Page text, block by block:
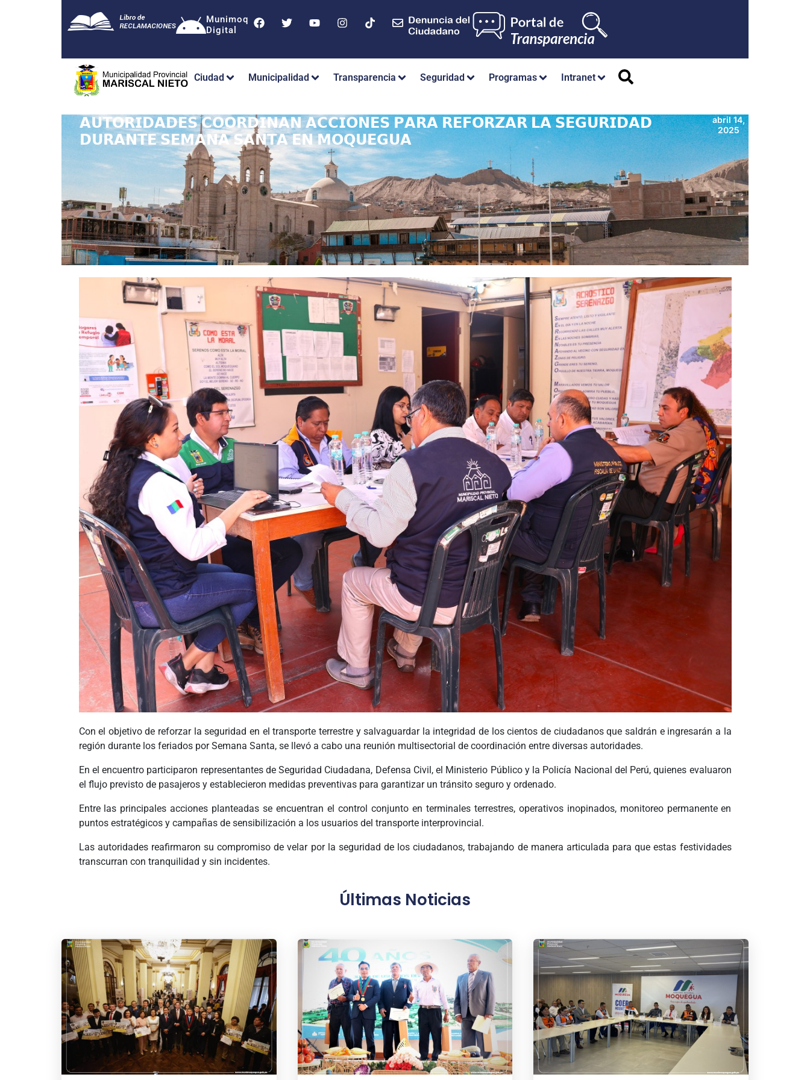
Munimoq
Digital
Ciudad Municipalidad Transparencia Seguridad Programas Intranet
𝗔𝗨𝗧𝗢𝗥𝗜𝗗𝗔𝗗𝗘𝗦 𝗖𝗢𝗢𝗥𝗗𝗜𝗡𝗔𝗡 𝗔𝗖𝗖𝗜𝗢𝗡𝗘𝗦 𝗣𝗔𝗥𝗔 𝗥𝗘𝗙𝗢𝗥𝗭𝗔𝗥 𝗟𝗔 𝗦𝗘𝗚𝗨𝗥𝗜𝗗𝗔𝗗
𝗗𝗨𝗥𝗔𝗡𝗧𝗘 𝗦𝗘𝗠𝗔𝗡𝗔 𝗦𝗔𝗡𝗧𝗔 𝗘𝗡 𝗠𝗢𝗤𝗨𝗘𝗚𝗨𝗔
abril 14,
2025
Con el objetivo de reforzar la seguridad en el transporte terrestre ysalvaguardar la integridad de los cientos de ciudadanos que saldrán e ingresarán a la
región durante los feriados por Semana Santa, se llevó a cabo una reunión multisectorial de coordinación entre diversas autoridades.
En el encuentro participaron representantes de Seguridad Ciudadana, Defensa Civil, el Ministerio Público y la Policía Nacional del Perú, quienes evaluaron
el flujo previsto de pasajeros y establecieron medidas preventivas para garantizar un tránsito seguro y ordenado.
Entre las principales acciones planteadas se encuentran el control conjunto en terminales terrestres, operativos inopinados, monitoreo permanente en
puntos estratégicos y campañas de sensibilización a los usuarios del transporte interprovincial.
Las autoridades reafirmaron su compromiso de velar por la seguridad de los ciudadanos, trabajando de manera articulada para que estas festividades
transcurran con tranquilidad y sin incidentes.
Últimas Noticias